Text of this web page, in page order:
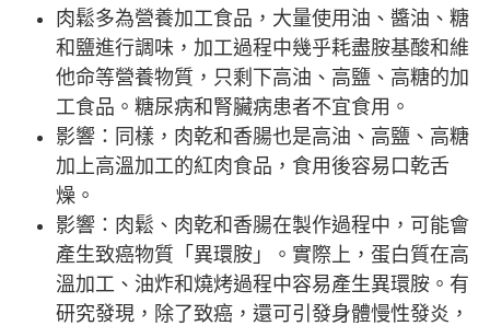
肉鬆多為營養加工食品，大量使用油、醬油、糖
和鹽進行調味，加工過程中幾乎耗盡胺基酸和維
他命等營養物質，只剩下高油、高鹽、高糖的加
工食品。糖尿病和腎臟病患者不宜食用。
影響：同樣，肉乾和香腸也是高油、高鹽、高糖
加上高溫加工的紅肉食品，食用後容易口乾舌
燥。
影響：肉鬆、肉乾和香腸在製作過程中，可能會
產生致癌物質「異環胺」。實際上，蛋白質在高
溫加工、油炸和燒烤過程中容易產生異環胺。有
研究發現，除了致癌，還可引發身體慢性發炎，